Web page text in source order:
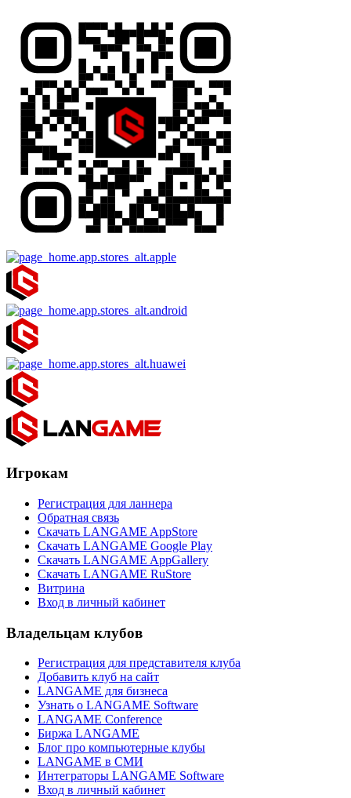
Игрокам
Регистрация для ланнера
Обратная связь
Скачать LANGAME AppStore
Скачать LANGAME Google Play
Скачать LANGAME AppGallery
Скачать LANGAME RuStore
Витрина
Вход в личный кабинет
Владельцам клубов
Регистрация для представителя клуба
Добавить клуб на сайт
LANGAME для бизнеса
Узнать о LANGAME Software
LANGAME Conference
Биржа LANGAME
Блог про компьютерные клубы
LANGAME в СМИ
Интеграторы LANGAME Software
Вход в личный кабинет